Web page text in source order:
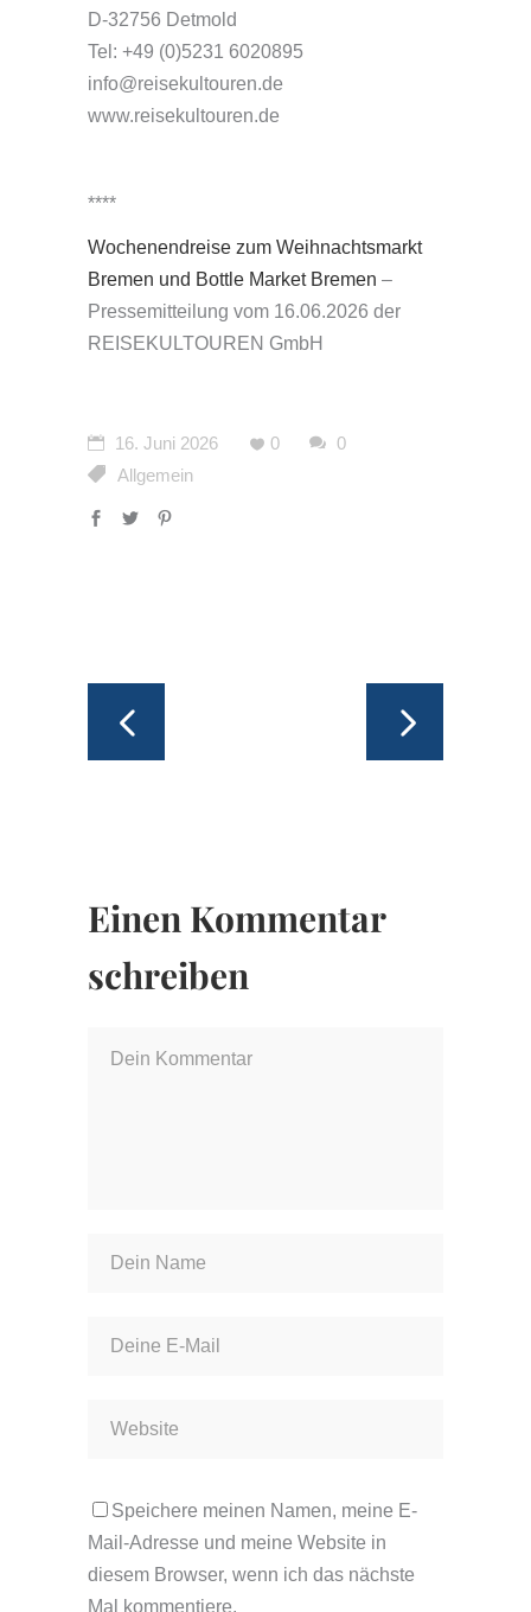
D-32756 Detmold
Tel: +49 (0)5231 6020895
info@reisekultouren.de
www.reisekultouren.de
****
Wochenendreise zum Weihnachtsmarkt
Bremen und Bottle Market Bremen –
Pressemitteilung vom 16.06.2026 der
REISEKULTOUREN GmbH
16. Juni 2026 0
0
Allgemein
Einen Kommentar
schreiben
Speichere meinen Namen, meine E-
Mail-Adresse und meine Website in
diesem Browser, wenn ich das nächste
Mal kommentiere.